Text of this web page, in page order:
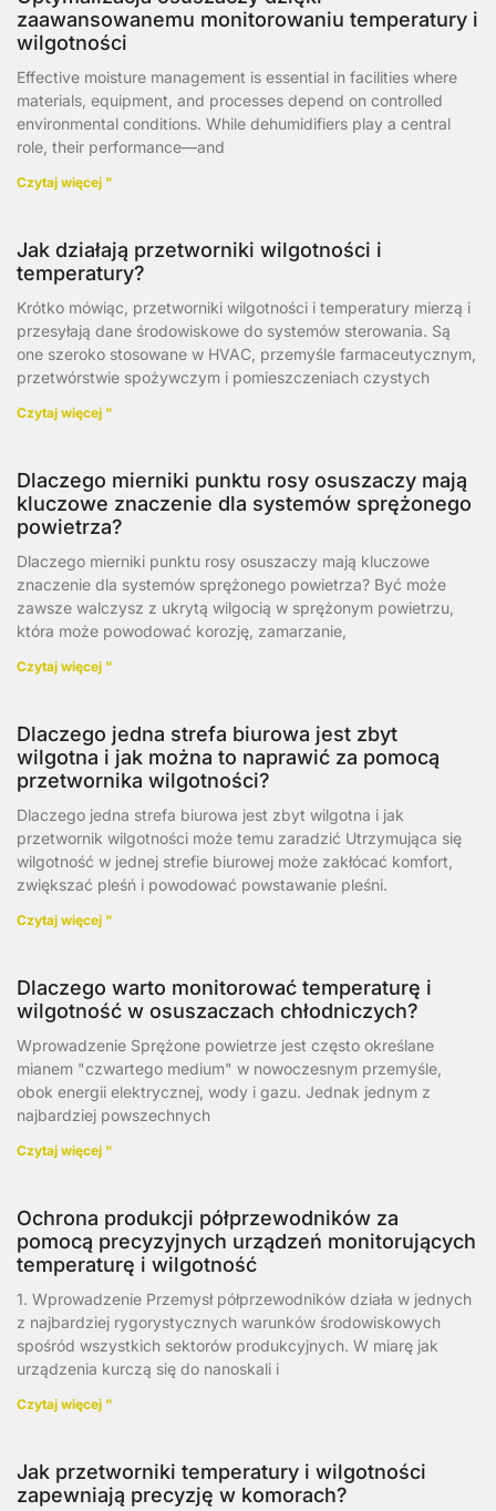
zaawansowanemu monitorowaniu temperatury i
wilgotności
Effective moisture management is essential in facilities where
materials, equipment, and processes depend on controlled
environmental conditions. While dehumidifiers play a central
role, their performance—and
Czytaj więcej "
Jak działają przetworniki wilgotności i
temperatury?
Krótko mówiąc, przetworniki wilgotności i temperatury mierzą i
przesyłają dane środowiskowe do systemów sterowania. Są
one szeroko stosowane w HVAC, przemyśle farmaceutycznym,
przetwórstwie spożywczym i pomieszczeniach czystych
Czytaj więcej "
Dlaczego mierniki punktu rosy osuszaczy mają
kluczowe znaczenie dla systemów sprężonego
powietrza?
Dlaczego mierniki punktu rosy osuszaczy mają kluczowe
znaczenie dla systemów sprężonego powietrza? Być może
zawsze walczysz z ukrytą wilgocią w sprężonym powietrzu,
która może powodować korozję, zamarzanie,
Czytaj więcej "
Dlaczego jedna strefa biurowa jest zbyt
wilgotna i jak można to naprawić za pomocą
przetwornika wilgotności?
Dlaczego jedna strefa biurowa jest zbyt wilgotna i jak
przetwornik wilgotności może temu zaradzić Utrzymująca się
wilgotność w jednej strefie biurowej może zakłócać komfort,
zwiększać pleśń i powodować powstawanie pleśni.
Czytaj więcej "
Dlaczego warto monitorować temperaturę i
wilgotność w osuszaczach chłodniczych?
Wprowadzenie Sprężone powietrze jest często określane
mianem "czwartego medium" w nowoczesnym przemyśle,
obok energii elektrycznej, wody i gazu. Jednak jednym z
najbardziej powszechnych
Czytaj więcej "
Ochrona produkcji półprzewodników za
pomocą precyzyjnych urządzeń monitorujących
temperaturę i wilgotność
1. Wprowadzenie Przemysł półprzewodników działa w jednych
z najbardziej rygorystycznych warunków środowiskowych
spośród wszystkich sektorów produkcyjnych. W miarę jak
urządzenia kurczą się do nanoskali i
Czytaj więcej "
Jak przetworniki temperatury i wilgotności
zapewniają precyzję w komorach?